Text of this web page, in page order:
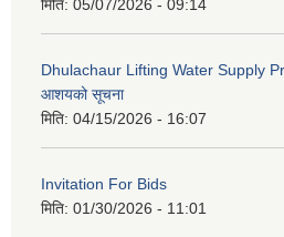
मिति: 05/07/2026 - 09:14
Dhulachaur Lifting Water Supply
आशयको सूचना
मिति: 04/15/2026 - 16:07
Invitation For Bids
मिति: 01/30/2026 - 11:01